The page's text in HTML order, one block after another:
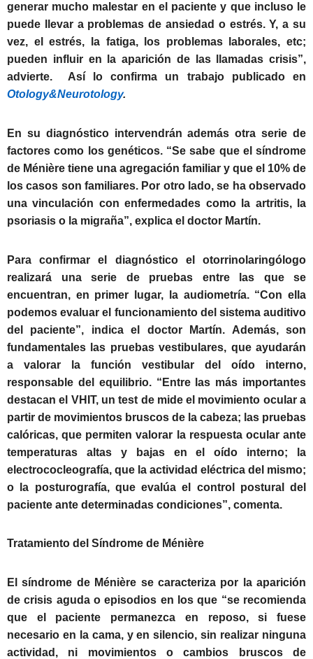
generar mucho malestar en el paciente y que incluso le
puede llevar a problemas de ansiedad o estrés. Y, a su
vez, el estrés, la fatiga, los problemas laborales, etc;
pueden influir en la aparición de las llamadas crisis”,
advierte.
Así lo confirma un trabajo publicado en
Otology&Neurotology.
En su diagnóstico intervendrán además otra serie de
factores como los genéticos. “Se sabe que el síndrome
de Ménière tiene una agregación familiar y que el 10% de
los casos son familiares. Por otro lado, se ha observado
una vinculación con enfermedades como la artritis, la
psoriasis o la migraña”, explica el doctor Martín.
Para confirmar el diagnóstico el otorrinolaringólogo
realizará una serie de pruebas entre las que se
encuentran, en primer lugar, la audiometría. “Con ella
podemos evaluar el funcionamiento del sistema auditivo
del paciente”, indica el doctor Martín. Además, son
fundamentales las pruebas vestibulares, que ayudarán
a valorar la función vestibular del oído interno,
responsable del equilibrio. “Entre las más importantes
destacan el VHIT, un test de mide el movimiento ocular a
partir de movimientos bruscos de la cabeza; las pruebas
calóricas, que permiten valorar la respuesta ocular ante
temperaturas altas y bajas en el oído interno; la
electrococleografía, que la actividad eléctrica del mismo;
o la posturografía, que evalúa el control postural del
paciente ante determinadas condiciones”, comenta.
Tratamiento del Síndrome de Ménière
El síndrome de Ménière se caracteriza por la aparición
de crisis aguda o episodios en los que “se recomienda
que el paciente permanezca en reposo, si fuese
necesario en la cama, y en silencio, sin realizar ninguna
actividad, ni movimientos o cambios bruscos de